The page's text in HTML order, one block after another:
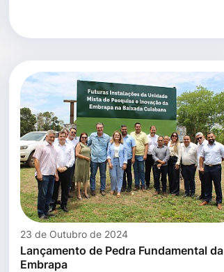
23 de Outubro de 2024
Lançamento de Pedra Fundamental da
Embrapa